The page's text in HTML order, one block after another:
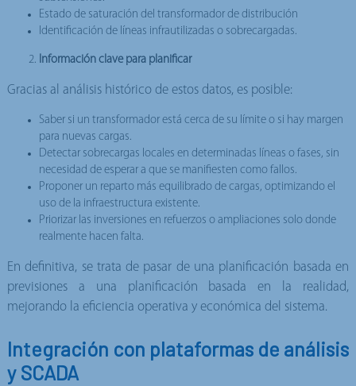
Estado de saturación del transformador de distribución
Identificación de líneas infrautilizadas o sobrecargadas.
Información clave para planificar
Gracias al análisis histórico de estos datos, es posible:
Saber si un transformador está cerca de su límite o si hay margen
para nuevas cargas.
Detectar sobrecargas locales en determinadas líneas o fases, sin
necesidad de esperar a que se manifiesten como fallos.
Proponer un reparto más equilibrado de cargas, optimizando el
uso de la infraestructura existente.
Priorizar las inversiones en refuerzos o ampliaciones solo donde
realmente hacen falta.
En definitiva, se trata de pasar de una planificación basada en
previsiones a una planificación basada en la realidad,
mejorando la eficiencia operativa y económica del sistema.
Integración con plataformas de análisis
y SCADA